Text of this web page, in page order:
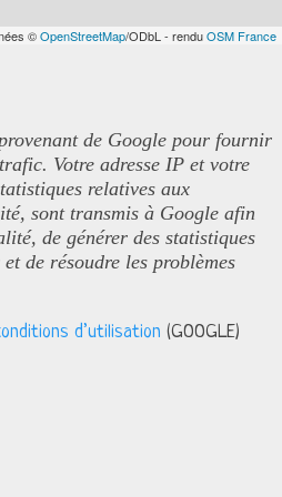
©OpenStreetMap/ODbL - renduOSM France
de Google pour fournir
Votre adresse IP et votre
relatives aux
sont transmis à Google afin
de générer des statistiques
de résoudre les problèmes
d’utilisation (GOOGLE)